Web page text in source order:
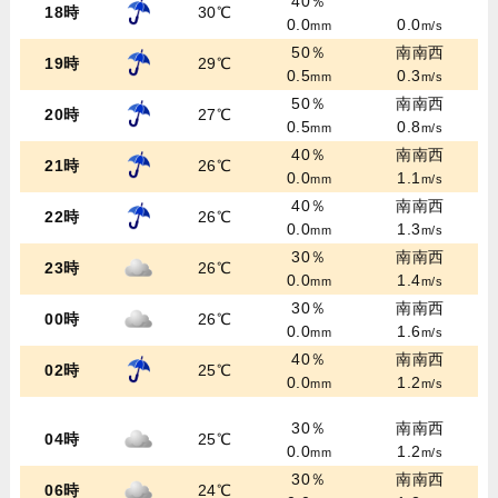
18時 30℃
0.0mm 0.0m/s
19時 29℃
50％
0.5mm
南南西
0.3m/s
20時 27℃
50％
0.5mm
南南西
0.8m/s
21時 26℃
40％
0.0mm
南南西
1.1m/s
22時 26℃
40％
0.0mm
南南西
1.3m/s
23時 26℃
30％
0.0mm
南南西
1.4m/s
00時 26℃
30％
0.0mm
南南西
1.6m/s
02時 25℃
40％
0.0mm
南南西
1.2m/s
04時 25℃
30％
0.0mm
南南西
1.2m/s
06時 24℃
30％
南南西